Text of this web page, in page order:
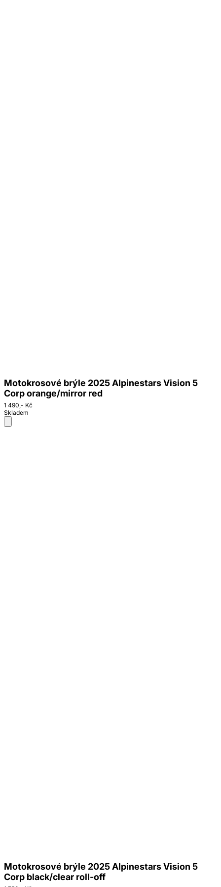
Motokrosové brýle 2025 Alpinestars Vision 5
Corp orange/mirror red
1 490,- Kč
Skladem
Motokrosové brýle 2025 Alpinestars Vision 5
Corp black/clear roll-off